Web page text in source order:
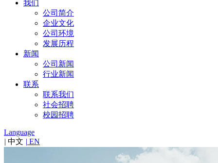
我们
公司简介
企业文化
公司环境
发展历程
新闻
公司新闻
行业新闻
联系
联系我们
社会招聘
校园招聘
Language
| 中文 | EN